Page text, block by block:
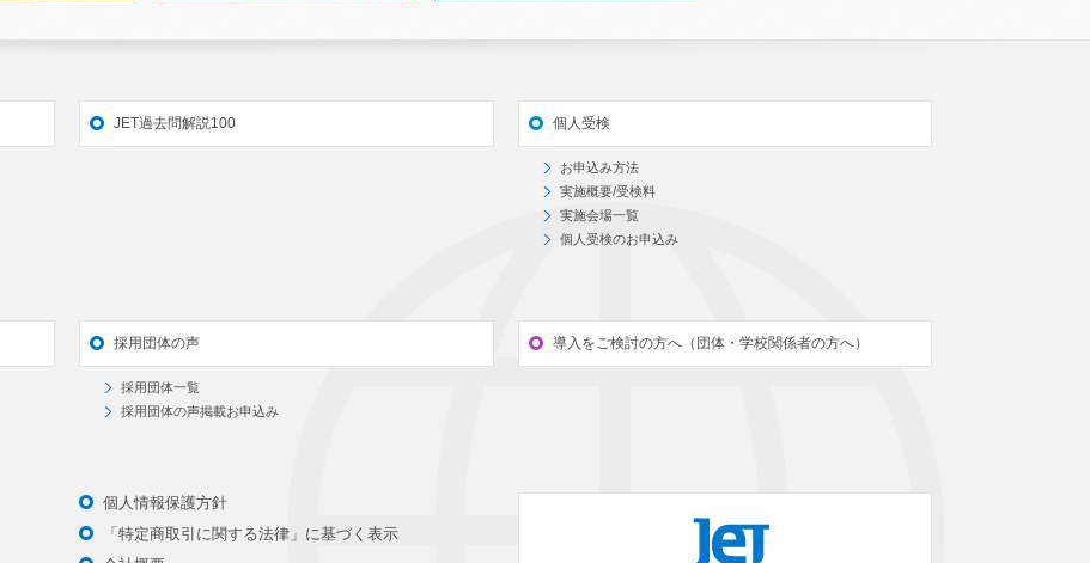
JET過去問解説100 個人受検
お申込み方法
実施概要/受検料
実施会場一覧
個人受検のお申込み
採用団体の声
採用団体一覧
採用団体の声掲載お申込み
導入をご検討の方へ（団体・学校関係者の方へ）
個人情報保護方針
「特定商取引に関する法律」に基づく表示